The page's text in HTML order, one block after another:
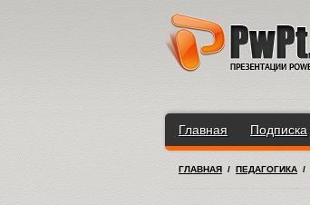
Главная Подписка
ГЛАВНАЯ / ПЕДАГОГИКА /